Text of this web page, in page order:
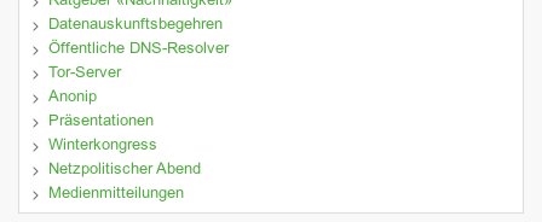
Datenauskunftsbegehren
Öffentliche DNS-Resolver
Tor-Server
Anonip
Präsentationen
Winterkongress
Netzpolitischer Abend
Medienmitteilungen